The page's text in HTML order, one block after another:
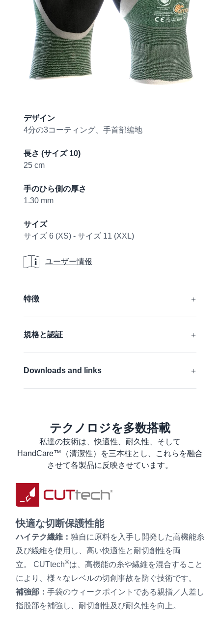
Product information
デザイン
4分の3コーティング、手首部編地
長さ (サイズ 10)
25 cm
手のひら側の厚さ
1.30 mm
サイズ
サイズ 6 (XS) - サイズ 11 (XXL)
ユーザー情報
ユーザー情報
特徴
規格と認証
Downloads and links
製品安全データシート
商品データシート
洗濯方法
テクノロジを多数搭載
私達の技術は、快適性、耐久性、そして
HandCare™（清潔性）を三本柱とし、これらを融合
させて各製品に反映させています。
快適な切断保護性能
ハイテク繊維： 独自に原料を入手し開発した高機能糸
及び繊維を使用し、高い快適性と耐切創性を両
立。 CUTtech®は、高機能の糸や繊維を混合すること
により、様々なレベルの切創事故を防ぐ技術です。
補強部： 手袋のウィークポイントである親指／人差し
指股部を補強し、耐切創性及び耐久性を向上。